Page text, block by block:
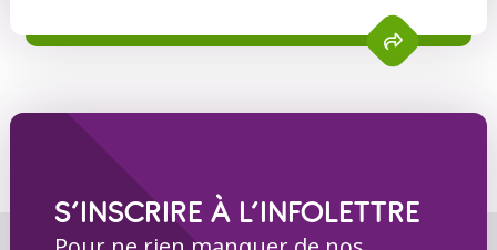
S’INSCRIRE À L’INFOLETTRE